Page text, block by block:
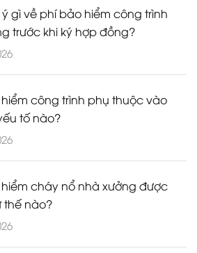
ý gì về phí bảo hiểm công trình
trước khi ký hợp đồng?
hiểm công trình phụ thuộc vào
tố nào?
hiểm cháy nổ nhà xưởng được
thế nào?